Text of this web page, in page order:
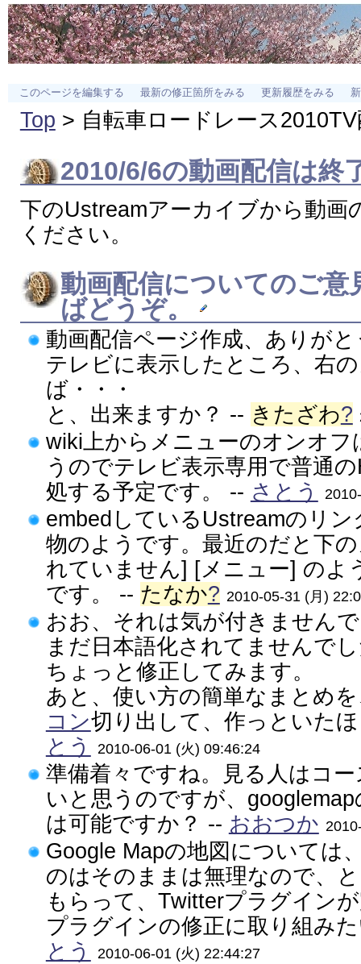
このページを編集する 最新の修正箇所をみる 更新履歴をみる
Top > 自転車ロードレース
2010/6/6の動画配信は終
下のUstreamアーカイブから動画
ください。
動画配信についてのご意
ばどうぞ。
動画配信ページ作成、ありが
テレビに表示したところ、右
ば・・・
と、出来ますか？ -- きたざわ?
wiki上からメニューのオンオ
うのでテレビ表示専用で普通
処する予定です。 -- さとう
embedしているUstreamのリ
物のようです。最近のだと下
れていません] [メニュー] のよ
です。 -- たなか? 2010-05-31 (月)
おお、それは気が付きません
まだ日本語化されてませんで
ちょっと修正してみます。
あと、使い方の簡単なまとめ
コン切り出して、作っといた
とう
2010-06-01 (火) 09:46:24
準備着々ですね。見る人はコ
いと思うのですが、
は可能ですか？ -- おおつか
Google Mapの地図については
のはそのままは無理なので、
もらって、Twitterプラグイン
プラグインの修正に取り組み
とう
2010-06-01 (火) 22:44:27